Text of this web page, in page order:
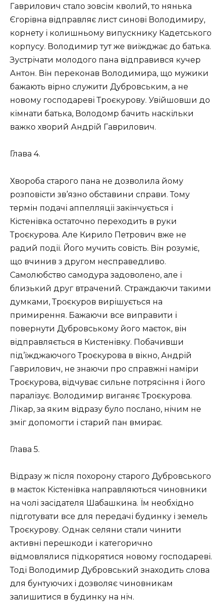
Гаврилович стало зовсім кволий, то нянька
Єгорівна відправляє лист синові Володимиру,
корнету і колишньому випускнику Кадетського
корпусу. Володимир тут же виїжджає до батька.
Зустрічати молодого пана відправився кучер
Антон. Він переконав Володимира, що мужики
бажають вірно служити Дубровським, а не
новому господареві Троєкурову. Увійшовши до
кімнати батька, Володомр бачить наскільки
важко хворий Андрій Гаврилович.
Глава 4.
Хвороба старого пана не дозволила йому
розповісти зв’язно обставини справи. Тому
термін подачі аппелляціі закінчується і
Кістенівка остаточно переходить в руки
Троєкурова. Але Кирило Петрович вже не
радий події. Його мучить совість. Він розуміє,
що вчинив з другом несправедливо.
Самолюбство самодура задоволено, але і
близький друг втрачений. Страждаючи такими
думками, Троєкуров вирішується на
примирення. Бажаючи все виправити і
повернути Дубровському його маєток, він
відправляється в Кистенівку. Побачивши
під’їжджаючого Троєкурова в вікно, Андрій
Гаврилович, не знаючи про справжні наміри
Троєкурова, відчуває сильне потрясіння і його
паралізує. Володимир виганяє Троєкурова.
Лікар, за яким відразу було послано, нічим не
зміг допомогти і старий пан вмирає.
Глава 5.
Відразу ж після похорону старого Дубровського
в маєток Кістенівка направляються чиновники
на чолі засідателя Шабашкина. Їм необхідно
підготувати все для передачі будинку і земель
Троєкурову. Однак селяни стали чинити
активні перешкоди і категорично
відмовлялися підкорятися новому господареві.
Тоді Володимир Дубровський знаходить слова
для бунтуючих і дозволяє чиновникам
залишитися в будинку на ніч.